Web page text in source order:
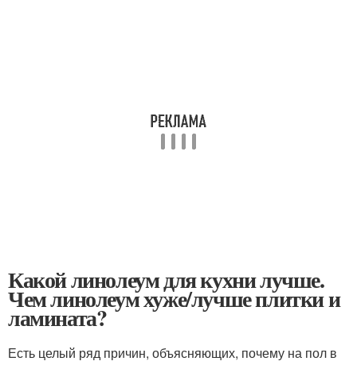
Какой линолеум для кухни лучше.
Чем линолеум хуже/лучше плитки и
ламината?
Есть целый ряд причин, объясняющих, почему на пол в